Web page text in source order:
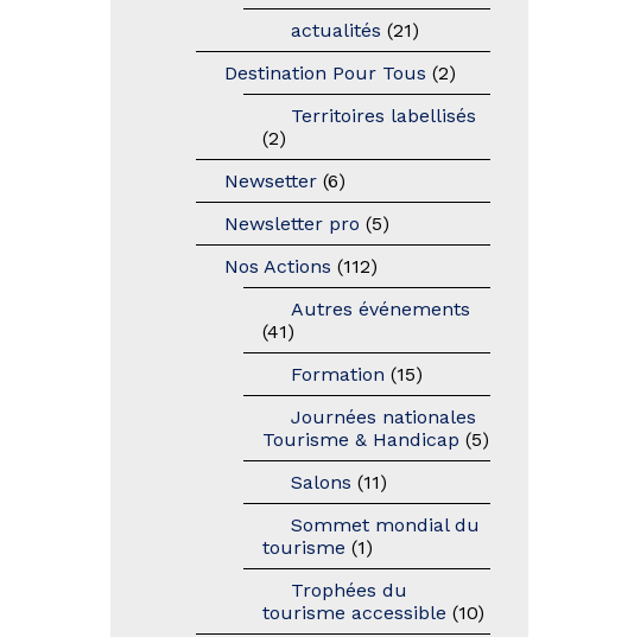
actualités (21)
Destination Pour Tous (2)
Territoires labellisés
(2)
Newsetter (6)
Newsletter pro (5)
Nos Actions (112)
Autres événements
(41)
Formation (15)
Journées nationales
Tourisme & Handicap (5)
Salons (11)
Sommet mondial du
tourisme (1)
Trophées du
tourisme accessible (10)